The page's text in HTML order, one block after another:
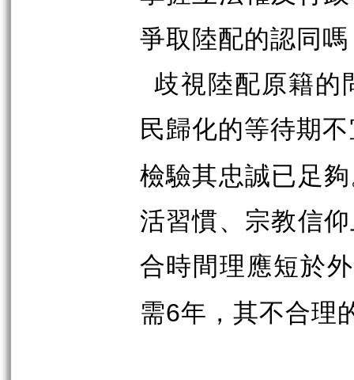
爭取陸配的認同
歧視陸配原籍的
民歸化的等待期
檢驗其忠誠已足
活習慣、宗教信
合時間理應短於
需6年，其不合理